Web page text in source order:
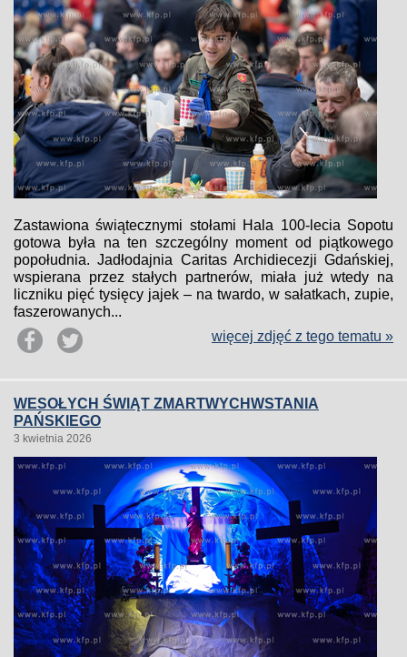
Zastawiona świątecznymi stołami Hala 100-lecia Sopotu
gotowa była na ten szczególny moment od piątkowego
popołudnia. Jadłodajnia Caritas Archidiecezji Gdańskiej,
wspierana przez stałych partnerów, miała już wtedy na
liczniku pięć tysięcy jajek – na twardo, w sałatkach, zupie,
faszerowanych...
więcej zdjęć z tego tematu »
WESOŁYCH ŚWIĄT ZMARTWYCHWSTANIA
PAŃSKIEGO
3 kwietnia 2026